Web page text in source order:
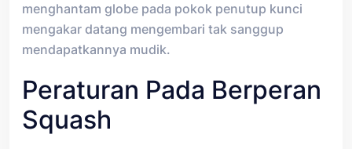
menghantam globe pada pokok penutup kunci
mengakar datang mengembari tak sanggup
mendapatkannya mudik.
Peraturan Pada Berperan
Squash